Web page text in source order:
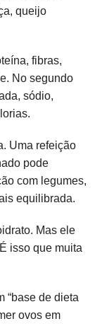
queijo
fibras,
No segundo
sódio,
Uma refeição
pode
com legumes,
equilibrada.
Mas ele
isso que muita
“base de dieta
ovos em